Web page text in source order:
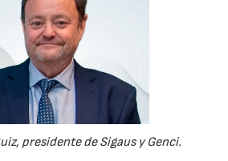
presidente de Sigaus y Genci.